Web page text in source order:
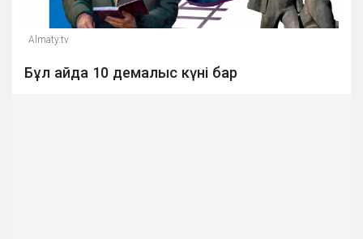
Almaty.tv
Бұл айда 10 демалыс күні бар